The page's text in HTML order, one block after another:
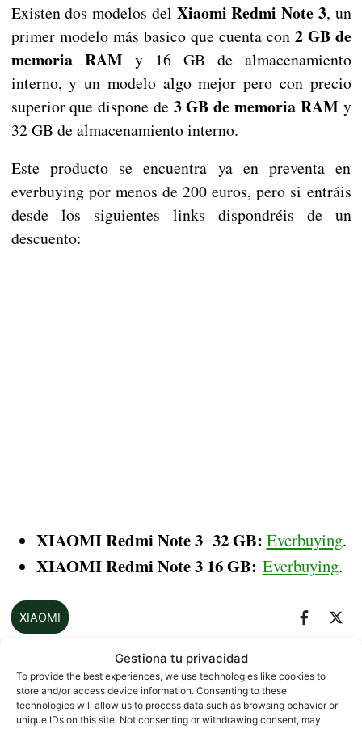
Gestiona tu privacidad
To provide the best experiences, we use technologies like cookies to
store and/or access device information. Consenting to these
technologies will allow us to process data such as browsing behavior or
unique IDs on this site. Not consenting or withdrawing consent, may
Existen dos modelos del Xiaomi Redmi Note 3, un
primer modelo más basico que cuenta con 2 GB de
memoria RAMy 16 GB de almacenamiento
interno, y un modelo algo mejor pero con precio
superior que dispone de 3 GB de memoria RAMy
32 GB de almacenamiento interno.
Este producto se encuentra ya en preventa en
everbuying por menos de 200 euros, pero si entráis
desde los siguientes links dispondréis de un
descuento:
XIAOMI Redmi Note 3 32 GB: Everbuying.
XIAOMI Redmi Note 3 16 GB: Everbuying.
XIAOMI
Sobre este autor